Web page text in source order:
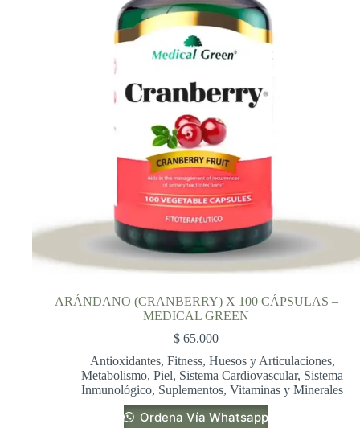
ARÁNDANO (CRANBERRY) X 100 CÁPSULAS –
MEDICAL GREEN
$ 65.000
Antioxidantes, Fitness, Huesos y Articulaciones,
Metabolismo, Piel, Sistema Cardiovascular, Sistema
Inmunológico, Suplementos, Vitaminas y Minerales
Ordena Vía Whatsapp